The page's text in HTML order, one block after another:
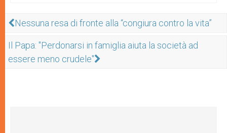
Nessuna resa di fronte alla “congiura contro la vita”
Il Papa: "Perdonarsi in famiglia aiuta la società ad
essere meno crudele"